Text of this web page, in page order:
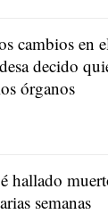
cambios en
decido
órganos
hallado
semanas